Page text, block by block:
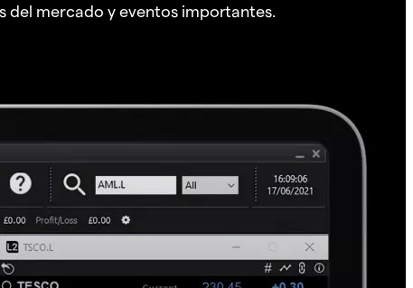
del mercado y eventos importantes.